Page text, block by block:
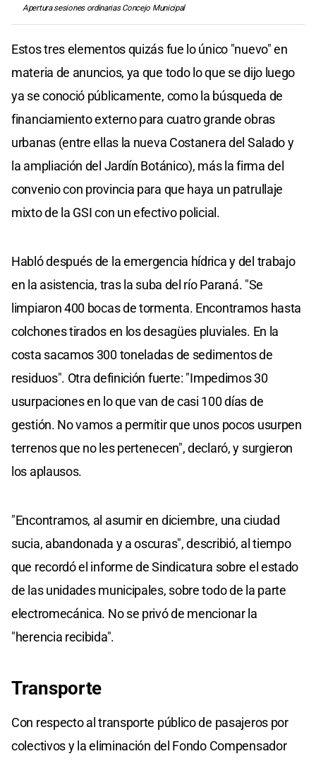
Apertura sesiones ordinarias Concejo Municipal
Estos tres elementos quizás fue lo único "nuevo" en
materia de anuncios, ya que todo lo que se dijo luego
ya se conoció públicamente, como la búsqueda de
financiamiento externo para cuatro grande obras
urbanas (entre ellas la nueva Costanera del Salado y
la ampliación del Jardín Botánico), más la firma del
convenio con provincia para que haya un patrullaje
mixto de la GSI con un efectivo policial.
Habló después de la emergencia hídrica y del trabajo
en la asistencia, tras la suba del río Paraná. "Se
limpiaron 400 bocas de tormenta. Encontramos hasta
colchones tirados en los desagües pluviales. En la
costa sacamos 300 toneladas de sedimentos de
residuos". Otra definición fuerte: "Impedimos 30
usurpaciones en lo que van de casi 100 días de
gestión. No vamos a permitir que unos pocos usurpen
terrenos que no les pertenecen", declaró, y surgieron
los aplausos.
"Encontramos, al asumir en diciembre, una ciudad
sucia, abandonada y a oscuras", describió, al tiempo
que recordó el informe de Sindicatura sobre el estado
de las unidades municipales, sobre todo de la parte
electromecánica. No se privó de mencionar la
"herencia recibida".
Transporte
Con respecto al transporte público de pasajeros por
colectivos y la eliminación del Fondo Compensador